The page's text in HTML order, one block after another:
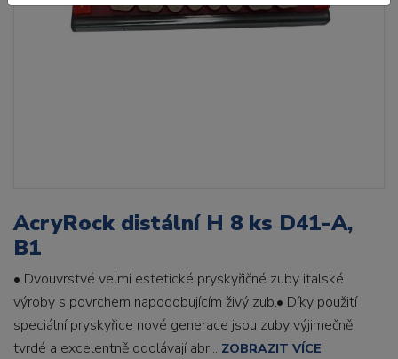
AcryRock distální H 8 ks D41-A,
B1
• Dvouvrstvé velmi estetické pryskyřičné zuby italské
výroby s povrchem napodobujícím živý zub.• Díky použití
speciální pryskyřice nové generace jsou zuby výjimečně
tvrdé a excelentně odolávají abr... ZOBRAZIT VÍCE